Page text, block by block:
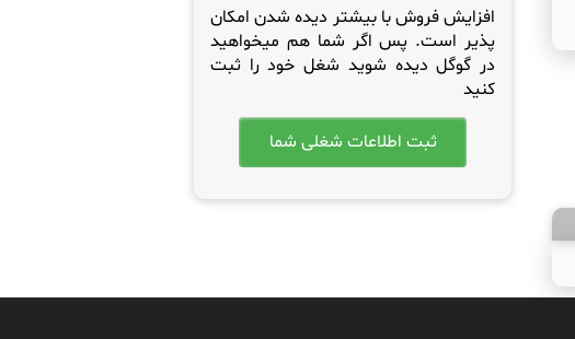
افزایش فروش با بیشتر دیده شدن امکان
پذیر است. پس اگر شما هم میخواهید
در گوگل دیده شوید شغل خود را ثبت
کنید